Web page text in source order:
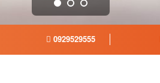
0929529555